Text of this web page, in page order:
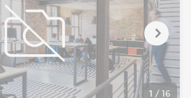
1 / 16